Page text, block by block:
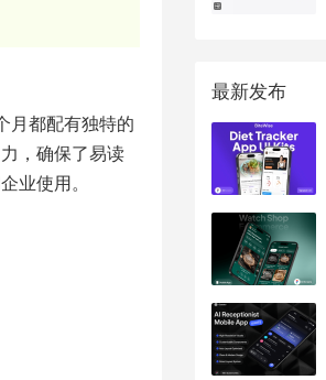
月都配有独特的
，确保了易读
业使用。
最新发布